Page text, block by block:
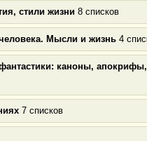
стили жизни 8 списков
Мысли и жизнь 4
каноны,
7 списков